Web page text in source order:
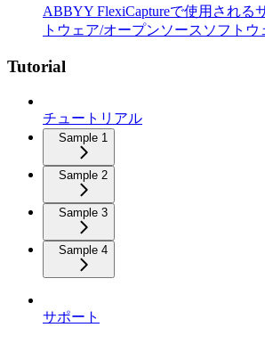
ABBYY FlexiCaptureで使用される
トウェア/オープンソースソフトウ
Tutorial
チュートリアル
Sample 1
Sample 2
Sample 3
Sample 4
サポート